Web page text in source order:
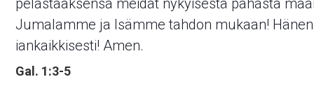
pelastaaksensa meidät nykyisestä pahasta
Jumalamme ja Isämme tahdon mukaan!
iankaikkisesti! Amen.
Gal. 1:3-5